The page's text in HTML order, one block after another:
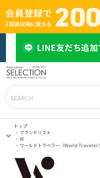
トップ
ブランドリスト
W
ワールドトラベラー（World Traveler）